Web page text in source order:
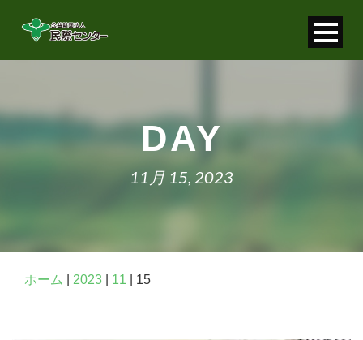
お問い合わせ
DAY
11月 15, 2023
ホーム 2023 11 15